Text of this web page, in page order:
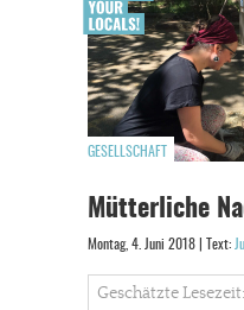
GESELLSCHAFT
Mütterliche
Montag, 4. Juni 2018 | Text:
Geschätzte